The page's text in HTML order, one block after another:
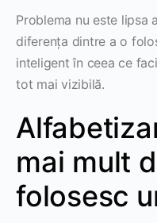
Problema nu este lipsa
diferența dintre a o
inteligent în ceea ce
tot mai vizibilă.
mai mult
folosesc